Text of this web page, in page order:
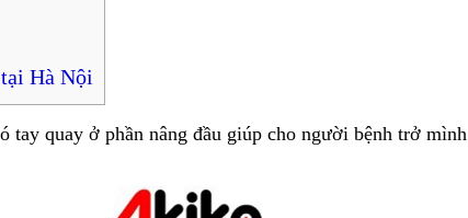
Hà Nội
quay ở phần nâng đầu giúp cho người bệnh trở mình